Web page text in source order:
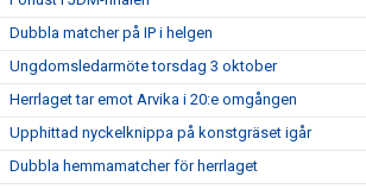
Dubbla matcher på IP i helgen
Ungdomsledarmöte torsdag 3 oktober
Herrlaget tar emot Arvika i 20:e omgången
Upphittad nyckelknippa på konstgräset igår
Dubbla hemmamatcher för herrlaget